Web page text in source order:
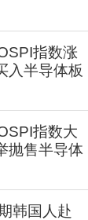
指数涨
入半导体板
指数大
抛售半导体
韩国人赴